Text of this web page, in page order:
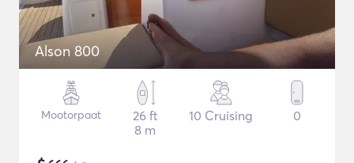
Alson 800
Mootorpaat
26 ft
8 m
10 Cruising 0